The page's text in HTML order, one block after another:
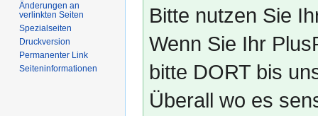
Bitte nutzen Sie
Wenn Sie Ihr
bitte DORT bis
Überall wo es
Änderungen an
verlinkten Seiten
Spezialseiten
Druckversion
Permanenter Link
Seiten­­informationen